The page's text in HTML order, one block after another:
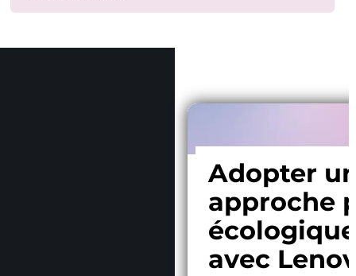
Adopter
approche
écologique
avec